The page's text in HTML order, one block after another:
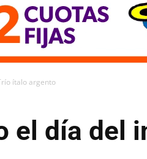
ítalo argento
el día del